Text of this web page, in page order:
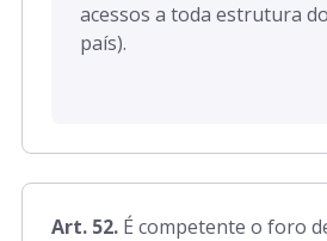
acessos a toda estrutura
país).
Art. 52. É competente o foro